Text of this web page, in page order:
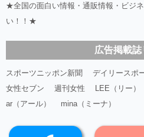
★全国の面白い情報・通販情報・ビジ
い！！★
広告掲載誌
スポーツニッポン新聞 デイリースポ
女性セブン
週刊女性 LEE（リー）
ar（アール）
mina（ミーナ）